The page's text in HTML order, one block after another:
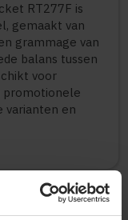
RT277F is
gemaakt van
grammage van
balans tussen
voor
promotionele
varianten en